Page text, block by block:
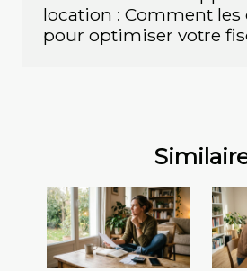
location : Comment les
pour optimiser votre